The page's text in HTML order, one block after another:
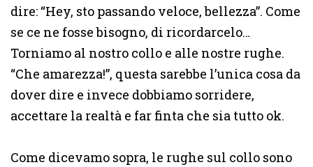
dire: “Hey, sto passando veloce, bellezza”. Come
se ce ne fosse bisogno, di ricordarcelo…
Torniamo al nostro collo e alle nostre rughe.
“Che amarezza!”, questa sarebbe l’unica cosa da
dover dire e invece dobbiamo sorridere,
accettare la realtà e far finta che sia tutto ok.
Come dicevamo sopra, le rughe sul collo sono